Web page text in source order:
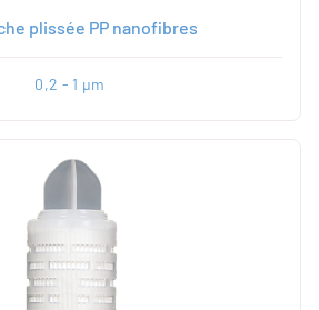
plissée PP nanofibres
0,2 - 1 µm